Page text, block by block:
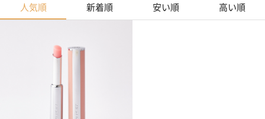
人気順 新着順 安い順 高い順